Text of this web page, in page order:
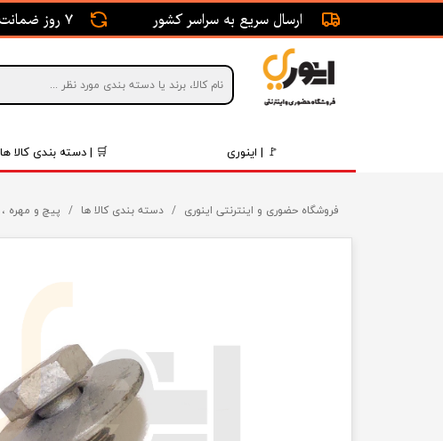
🚩 | اینوری 🛒 | دسته بندی کالا ها
موتور و اگزوز
روغن و فیلتر
قطعات داخلی
انتقال قدرت
ارسال سریع به سراسر کشور 7 روز ضمانت بازگشت
فروشگاه حضوری و اینترنتی اینوری دسته بندی کالا ها پیچ و مهره